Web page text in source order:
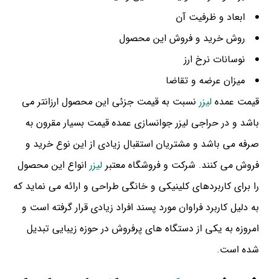
ابعاد و ظرفیت آن
روش خرید و فروش این محصول
نوسانات نرخ ارز
میزان عرضه و تقاضا
قیمت عمده لیزر نسبت به قیمت جزئی این محصول ارزانتر می
باشد و در حراجی لیزر جوانسازی عمده قیمت بسیار مقرون به
صرفه می باشد و مشتریان استقبال زیادی از این نوع خرید و
فروش می کنند. شرکت و فروشگاه معتبر لیزر انواع این محصول
را برای کاربردهای کلینیکی و خانگی طراحی و ارائه می نماید که
به دلیل کاربرد فراوان مورد پسند افراد زیادی قرار گرفته است و
امروزه به یکی از دستگاه های پرفروش در حوزه زیبایی تبدیل
شده است.